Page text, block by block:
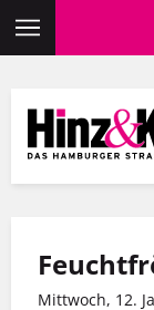
Inhalt
Mittwoch, 12.